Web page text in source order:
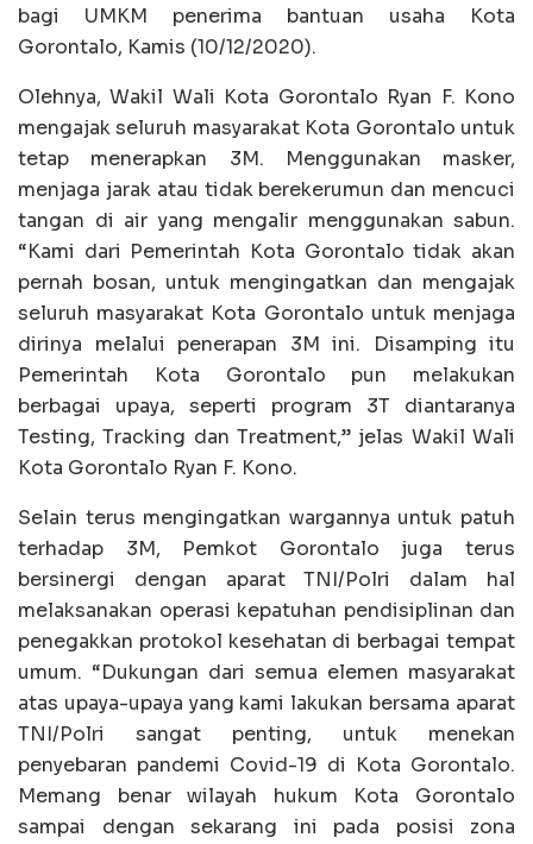
bagi UMKM penerima bantuan usaha Kota
Gorontalo, Kamis (10/12/2020).
Olehnya, Wakil Wali Kota Gorontalo Ryan F. Kono
mengajak seluruh masyarakat Kota Gorontalo untuk
tetap menerapkan 3M. Menggunakan masker,
menjaga jarak atau tidak berekerumun dan mencuci
tangan di air yang mengalir menggunakan sabun.
“Kami dari Pemerintah Kota Gorontalo tidak akan
pernah bosan, untuk mengingatkan dan mengajak
seluruh masyarakat Kota Gorontalo untuk menjaga
dirinya melalui penerapan 3M ini. Disamping itu
Pemerintah Kota Gorontalo pun melakukan
berbagai upaya, seperti program 3T diantaranya
Testing, Tracking dan Treatment,” jelas Wakil Wali
Kota Gorontalo Ryan F. Kono.
Selain terus mengingatkan wargannya untuk patuh
terhadap 3M, Pemkot Gorontalo juga terus
bersinergi dengan aparat TNI/Polri dalam hal
melaksanakan operasi kepatuhan pendisiplinan dan
penegakkan protokol kesehatan di berbagai tempat
umum. “Dukungan dari semua elemen masyarakat
atas upaya-upaya yang kami lakukan bersama aparat
TNI/Polri sangat penting, untuk menekan
penyebaran pandemi Covid-19 di Kota Gorontalo.
Memang benar wilayah hukum Kota Gorontalo
sampai dengan sekarang ini pada posisi zona